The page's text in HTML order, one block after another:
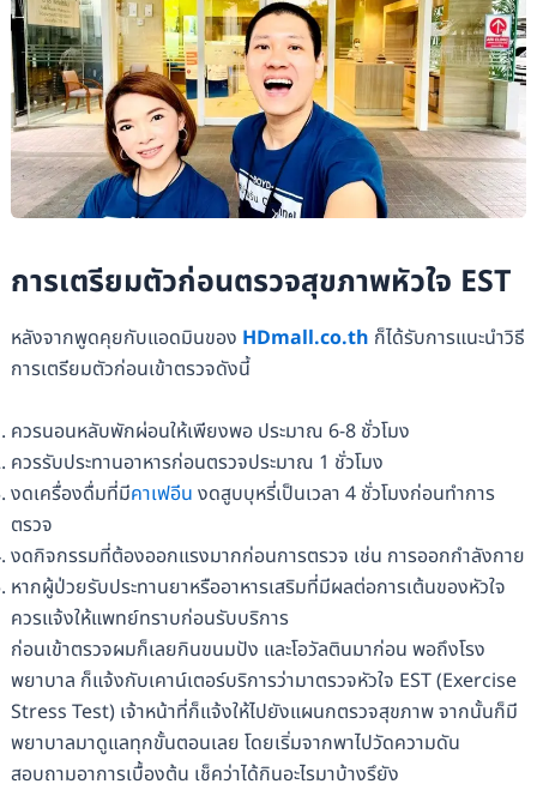
การเตรียมตัวก่อนตรวจสุขภาพหัวใจ EST
หลังจากพูดคุยกับแอดมินของ HDmall.co.th ก็ได้รับการแนะนำวิธี
การเตรียมตัวก่อนเข้าตรวจดังนี้
ควรนอนหลับพักผ่อนให้เพียงพอ ประมาณ 6-8 ชั่วโมง
ควรรับประทานอาหารก่อนตรวจประมาณ 1 ชั่วโมง
งดเครื่องดื่มที่มีคาเฟอีน งดสูบบุหรี่เป็นเวลา 4 ชั่วโมงก่อนทำการ
ตรวจ
งดกิจกรรมที่ต้องออกแรงมากก่อนการตรวจ เช่น การออกกำลังกาย
หากผู้ป่วยรับประทานยาหรืออาหารเสริมที่มีผลต่อการเต้นของหัวใจ
ควรแจ้งให้แพทย์ทราบก่อนรับบริการ
ก่อนเข้าตรวจผมก็เลยกินขนมปัง และโอวัลตินมาก่อน พอถึงโรง
พยาบาล ก็แจ้งกับเคาน์เตอร์บริการว่ามาตรวจหัวใจ EST (Exercise
Stress Test) เจ้าหน้าที่ก็แจ้งให้ไปยังแผนกตรวจสุขภาพ จากนั้นก็มี
พยาบาลมาดูแลทุกขั้นตอนเลย โดยเริ่มจากพาไปวัดความดัน
สอบถามอาการเบื้องต้น เช็คว่าได้กินอะไรมาบ้างรึยัง